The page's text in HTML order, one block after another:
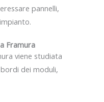
pannelli,
Framura
viene studiata
dei moduli,